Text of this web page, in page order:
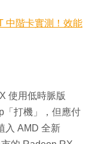
中階卡實測！效能
使用低時脈版
「打機」，但應付
入 AMD 全新